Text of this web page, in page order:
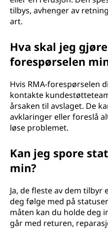
tilbys, avhenger av
art.
Hva skal jeg
forespørselen
Hvis RMA-forespørselen
kontakte
årsaken til avslaget. De
avklaringer eller foreslå
løse problemet.
Kan jeg spore
min?
Ja, de fleste av dem
deg følge med på
måten kan du holde deg
går med returen,